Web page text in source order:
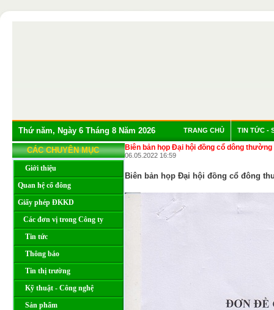
Thứ năm, Ngày 6 Tháng 8 Năm 2026 TRANG CHỦ TIN TỨC -
CÁC CHUYÊN MỤC
Giới thiệu
Quan hệ cổ đông
Giấy phép ĐKKD
Các đơn vị trong Công ty
Tin tức
Thông báo
Tin thị trường
Kỹ thuật - Công nghệ
Sản phẩm
Biên bản họp Đại hội đồng cổ dông thường
06.05.2022 16:59
Biên bản họp Đại hội đồng cổ đông